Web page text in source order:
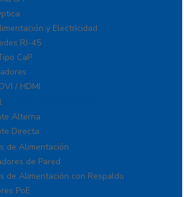
y Electricidad
RJ-45
CaP
/ HDMI
Contra Descargas
Alterna
Directa
de Alimentación
de Pared
de Alimentación con Respaldo
PoE